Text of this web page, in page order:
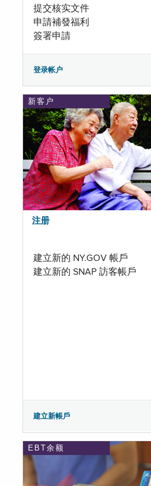
提交核实文件
申請補發福利
簽署申請
登录帐户
新客户
注册
建立新的 NY.GOV 帳戶
建立新的 SNAP 訪客帳戶
建立新帳戶
EBT余额